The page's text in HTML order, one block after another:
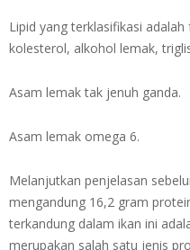
Lipid yang terklasifikasi
kolesterol, alkohol lemak,
Asam lemak tak jenuh ganda.
Asam lemak omega 6.
Melanjutkan penjelasan
mengandung 16,2 gram
terkandung dalam ikan ini
merupakan salah satu jenis